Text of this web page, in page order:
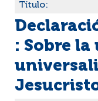
Título:
: Sobre